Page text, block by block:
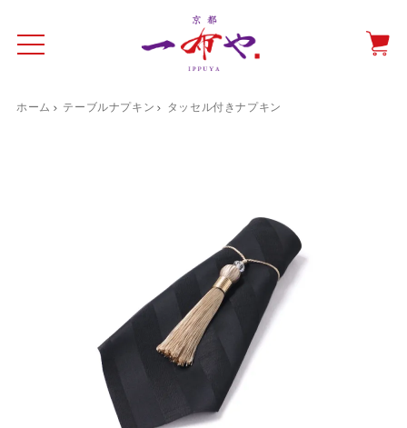
ド 一布やについて 商品をみる 特集ページ
ホーム テーブルナプキン タッセル付きナプキン